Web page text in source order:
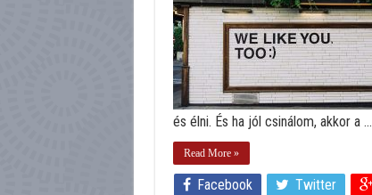
és élni. És ha jól csinálom, akkor a ...
Read More »
Facebook Twitter